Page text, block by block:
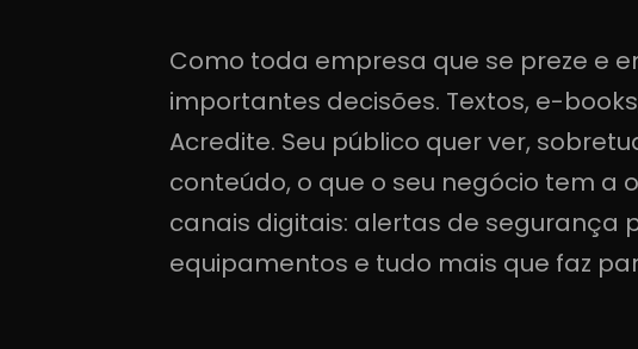
Como toda empresa que se preze e
importantes decisões. Textos, e-
Acredite. Seu público quer ver,
conteúdo, o que o seu negócio tem a
canais digitais: alertas de segurança
equipamentos e tudo mais que faz